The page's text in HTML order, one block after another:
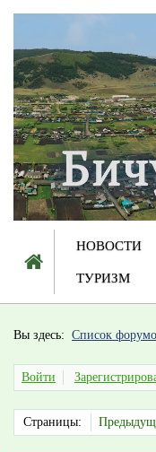
НОВОСТИ
ТУРИЗМ
Вы здесь: Список
Войти
Страницы: